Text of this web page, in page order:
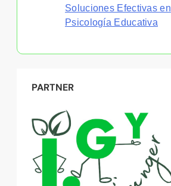
Soluciones Efectivas en
Psicología Educativa
PARTNER